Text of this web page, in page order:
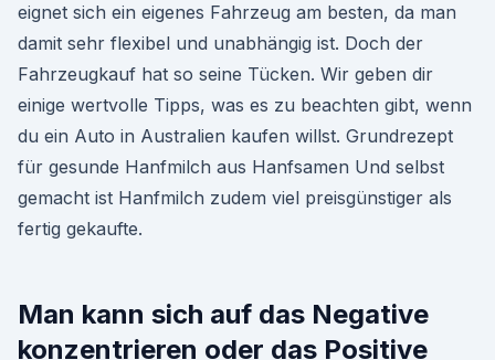
eignet sich ein eigenes Fahrzeug am besten, da man
damit sehr flexibel und unabhängig ist. Doch der
Fahrzeugkauf hat so seine Tücken. Wir geben dir
einige wertvolle Tipps, was es zu beachten gibt, wenn
du ein Auto in Australien kaufen willst. Grundrezept
für gesunde Hanfmilch aus Hanfsamen Und selbst
gemacht ist Hanfmilch zudem viel preisgünstiger als
fertig gekaufte.
Man kann sich auf das Negative
konzentrieren oder das Positive